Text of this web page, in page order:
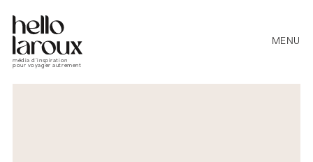
média d’inspiration
pour voyager autrement
MENU